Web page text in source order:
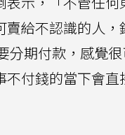
給不認識的人
分期付款，感覺
付錢的當下會